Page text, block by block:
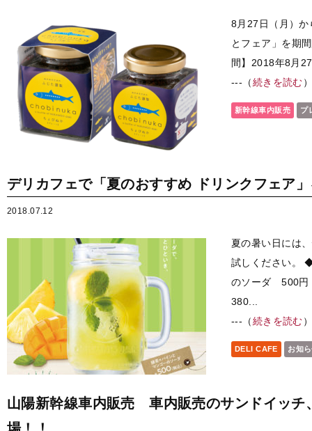
8月27日（月）か
とフェア」を期
間】2018年8月
---（続きを読む
新幹線車内販売 プ
デリカフェで「夏のおすすめ ドリンクフェア
2018.07.12
夏の暑い日には
試しください。
のソーダ 500円
380...
---（続きを読む
DELI CAFE お知
山陽新幹線車内販売 車内販売のサンドイッチ